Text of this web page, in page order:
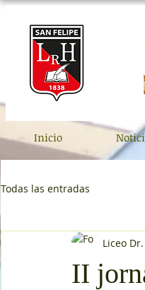
Inicio
Todas las entradas
II
Liceo